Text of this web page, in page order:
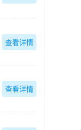
查看详情
查看详情